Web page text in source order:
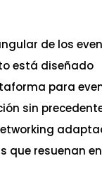
de los
está diseñado
para
sin
que resuenan